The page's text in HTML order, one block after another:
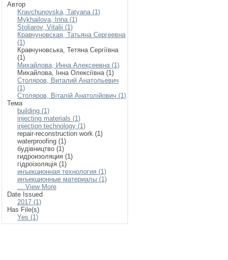
Автор
Kravchunovska, Tatyana (1)
Mykhailova, Inna (1)
Stoliarov, Vitalii (1)
Кравчуновская, Татьяна Сергеевна
(1)
Кравчуновська, Тетяна Сергіївна
(1)
Михайлова, Инна Алексеевна (1)
Михайлова, Інна Олексіївна (1)
Столяров, Виталий Анатольевич
(1)
Столяров, Віталій Анатолійович (1)
Тема
building (1)
injecting materials (1)
injection technology (1)
repair-reconstruction work (1)
waterproofing (1)
будівництво (1)
гидроизоляция (1)
гідроізоляція (1)
инъекционная технология (1)
инъекционные материалы (1)
... View More
Date Issued
2017 (1)
Has File(s)
Yes (1)